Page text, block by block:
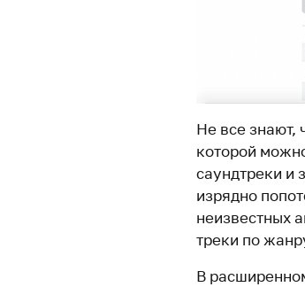
Не все знают,
которой
саундтреки и
изрядно
неизвестных
треки по
В